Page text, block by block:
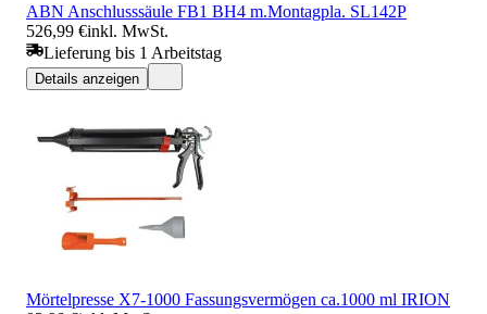
ABN Anschlusssäule FB1 BH4 m.Montagpla. SL142P
526,99 €inkl. MwSt.
Lieferung bis 1 Arbeitstag
Details anzeigen
Mörtelpresse X7-1000 Fassungsvermögen ca.1000 ml IRION